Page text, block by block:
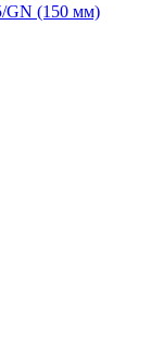
GN (150 мм)